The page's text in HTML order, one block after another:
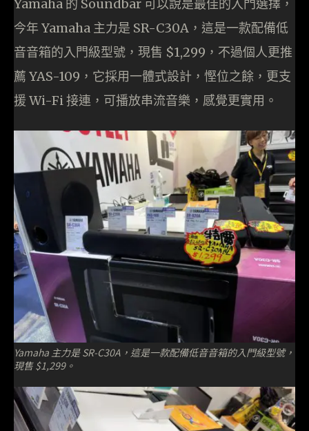
Yamaha 的 Soundbar 可以說是最佳的入門選擇，
今年 Yamaha 主力是 SR-C30A，這是一款配備低
音音箱的入門級型號，現售 $1,299，不過個人更推
薦 YAS-109，它採用一體式設計，慳位之餘，更支
援 Wi-Fi 接連，可播放串流音樂，感覺更實用。
Yamaha 主力是 SR-C30A，這是一款配備低音音箱的入門級型號，
現售 $1,299。